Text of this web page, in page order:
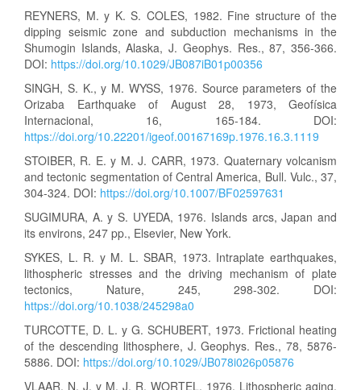
REYNERS, M. y K. S. COLES, 1982. Fine structure of the
dipping seismic zone and subduction mechanisms in the
Shumogin Islands, Alaska, J. Geophys. Res., 87, 356-366.
DOI: https://doi.org/10.1029/JB087iB01p00356
SINGH, S. K., y M. WYSS, 1976. Source parameters of the
Orizaba Earthquake of August 28, 1973, Geofísica
Internacional, 16, 165-184. DOI:
https://doi.org/10.22201/igeof.00167169p.1976.16.3.1119
STOIBER, R. E. y M. J. CARR, 1973. Quaternary volcanism
and tectonic segmentation of Central America, Bull. Vulc., 37,
304-324. DOI: https://doi.org/10.1007/BF02597631
SUGIMURA, A. y S. UYEDA, 1976. Islands arcs, Japan and
its environs, 247 pp., Elsevier, New York.
SYKES, L. R. y M. L. SBAR, 1973. Intraplate earthquakes,
lithospheric stresses and the driving mechanism of plate
tectonics, Nature, 245, 298-302. DOI:
https://doi.org/10.1038/245298a0
TURCOTTE, D. L. y G. SCHUBERT, 1973. Frictional heating
of the descending lithosphere, J. Geophys. Res., 78, 5876-
5886. DOI: https://doi.org/10.1029/JB078i026p05876
VLAAR, N. J. y M. J. R. WORTEL, 1976. Lithospheric aging,